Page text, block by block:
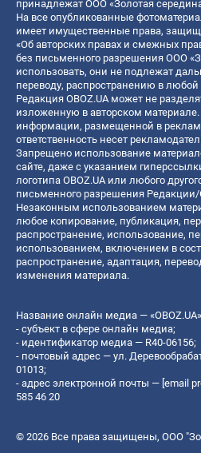
принадлежат ООО «Золотая
На все опубликованные
имеет имущественные права,
«Об авторских правах и смежных
без письменного разрешения ООО
использовать, они не подлежат
переводу, распространению в
Редакция OBOZ.UA может не
изложенную в авторском материале.
информации, размещенной в
ответственность несет
Запрещено использование
сайте, даже с указанием
логотипа OBOZ.UA или любого
письменного разрешения
Незаконным использованием
любое копирование, публикация,
распространение, использование,
использованием, включением в
распространение, адаптация,
изменения материала.
Название онлайн медиа — «OBOZ.UA»
- субъект в сфере онлайн медиа;
- идентификатор медиа — R40-06156;
- почтовый адрес — ул.
01013;
- адрес электронной почты — [email
585 46 20
© 2026 Все права защищены, ООО